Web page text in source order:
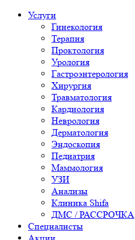
Услуги
Гинекология
Терапия
Проктология
Урология
Гастроэнтерология
Хирургия
Травматология
Кардиология
Неврология
Дерматология
Эндоскопия
Педиатрия
Маммология
УЗИ
Анализы
Клиника Shifa
ДМС / РАССРОЧКА
Специалисты